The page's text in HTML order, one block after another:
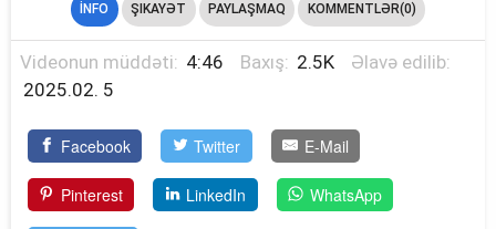
İNFO ŞIKAYƏT PAYLAŞMAQ KOMMENTLƏR(0)
Videonun müddəti: 4:46 Baxış: 2.5K
Əlavə edilib:
2025.02. 5
Facebook Twitter E-Mail
Pinterest LinkedIn WhatsApp